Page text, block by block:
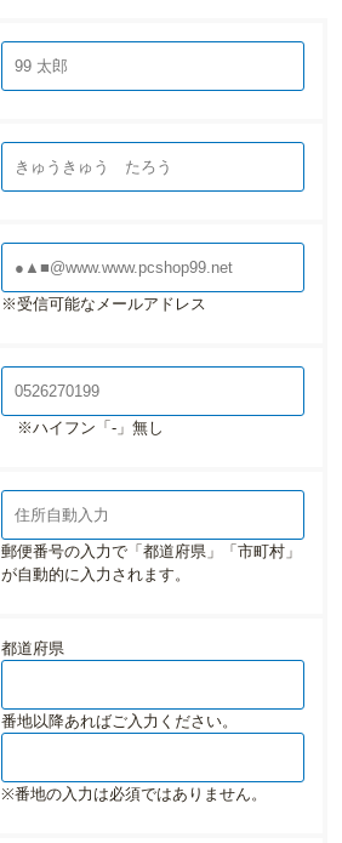
※受信可能なメールアドレス
※ハイフン「-」無し
郵便番号の入力で「都道府県」「市町村」
が自動的に入力されます。
都道府県
番地以降あればご入力ください。
※番地の入力は必須ではありません。